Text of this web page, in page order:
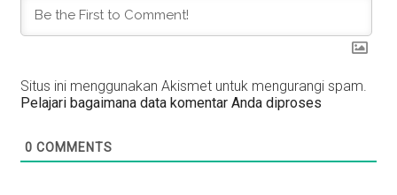
Situs ini menggunakan Akismet untuk mengurangi spam.
Pelajari bagaimana data komentar Anda diproses
0 COMMENTS